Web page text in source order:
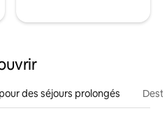
des séjours prolongés